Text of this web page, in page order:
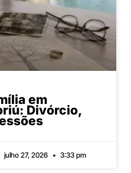
em
Divórcio,
julho 27, 2026 3:33 pm